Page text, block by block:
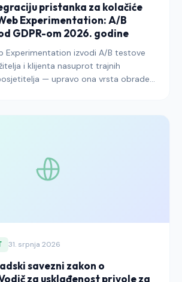
pristanka za kolačiće
Experimentation: A/B
GDPR-om 2026. godine
Experimentation izvodi A/B testove
i klijenta nasuprot trajnih
— upravo ona vrsta obrade
pristankom kako bi
pokretanja.
31. srpnja 2026
savezni zakon o
za usklađenost privole za